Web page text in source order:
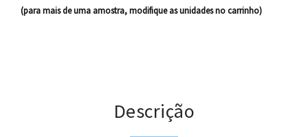
(para mais de uma amostra, modifique as unidades no carrinho)
Descrição